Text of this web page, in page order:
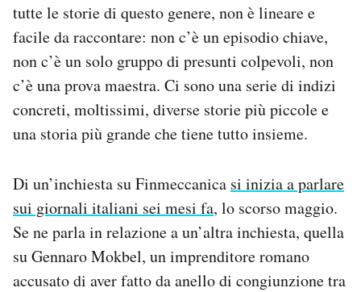
SHOP
AREA PERSONALE
Newsletter
Notifiche mobile
Hai bisogno di aiuto?
Esci
tutte le storie di questo genere, non è lineare e
facile da raccontare: non c’è un episodio chiave,
non c’è un solo gruppo di presunti colpevoli, non
c’è una prova maestra. Ci sono una serie di indizi
concreti, moltissimi, diverse storie più piccole e
una storia più grande che tiene tutto insieme.
Di un’inchiesta su Finmeccanica si inizia a parlare
sui giornali italiani sei mesi fa, lo scorso maggio.
Se ne parla in relazione a un’altra inchiesta, quella
su Gennaro Mokbel, un imprenditore romano
accusato di aver fatto da anello di congiunzione tra